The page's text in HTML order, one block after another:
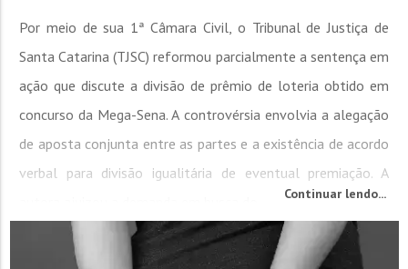
Por meio de sua 1ª Câmara Civil, o Tribunal de Justiça de
Santa Catarina (TJSC) reformou parcialmente a sentença em
ação que discute a divisão de prêmio de loteria obtido em
concurso da Mega-Sena. A controvérsia envolvia a alegação
de aposta conjunta entre as partes e a existência de acordo
verbal para divisão igualitária de eventual premiação. A
Continuar lendo...